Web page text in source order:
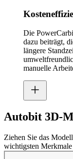
Die
dazu beiträgt,
längere
manuelle
Autobit 3D-
Ziehen Sie das
wichtigsten